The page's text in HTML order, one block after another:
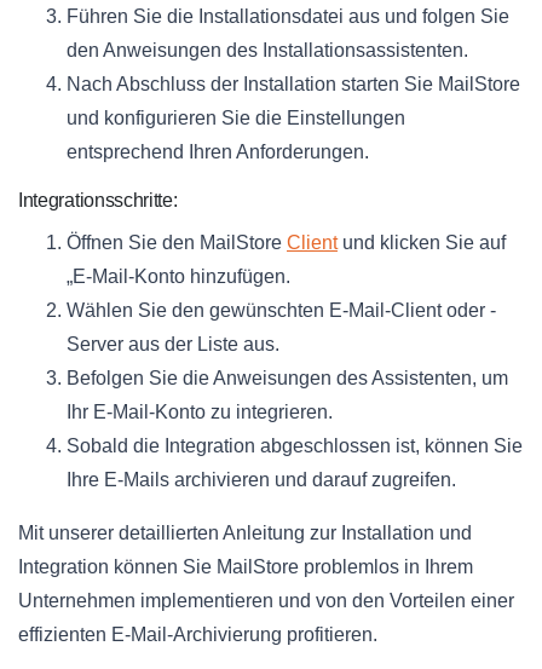
Führen Sie die Installationsdatei aus und folgen Sie
den Anweisungen des Installationsassistenten.
Nach Abschluss der Installation starten Sie MailStore
und konfigurieren Sie die Einstellungen
entsprechend Ihren Anforderungen.
Integrationsschritte:
Öffnen Sie den MailStore Clientund klicken Sie auf
„E-Mail-Konto hinzufügen.
Wählen Sie den gewünschten E-Mail-Client oder -
Server aus der Liste aus.
Befolgen Sie die Anweisungen des Assistenten, um
Ihr E-Mail-Konto zu integrieren.
Sobald die Integration abgeschlossen ist, können Sie
Ihre E-Mails archivieren und darauf zugreifen.
Mit unserer detaillierten Anleitung zur Installation und
Integration können Sie MailStore problemlos in Ihrem
Unternehmen implementieren und von den Vorteilen einer
effizienten E-Mail-Archivierung profitieren.